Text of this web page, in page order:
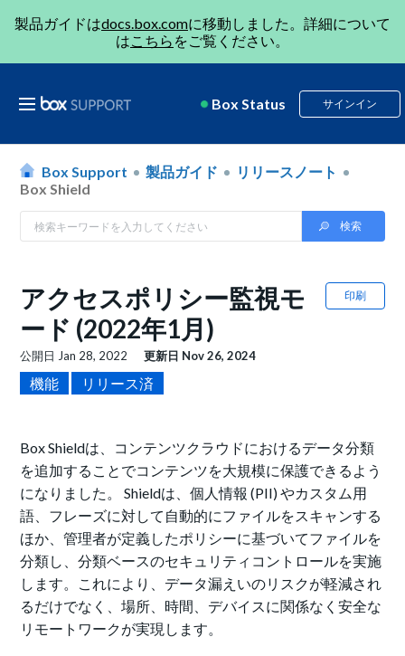
製品ガイドはdocs.box.comに移動しました。詳細について
はこちら をご覧ください。
Box Status サインイン
Box Support 製品ガイド
リリースノート
Box Shield
印刷
アクセスポリシー監視モ
ード (2022年1月)
公開日 Jan 28, 2022 更新日 Nov 26, 2024
機能 リリース済
Box Shieldは、コンテンツクラウドにおけるデータ分類
を追加することでコンテンツを大規模に保護できるよう
になりました。 Shieldは、個人情報 (PII) やカスタム用
語、フレーズに対して自動的にファイルをスキャンする
ほか、管理者が定義したポリシーに基づいてファイルを
分類し、分類ベースのセキュリティコントロールを実施
します。これにより、データ漏えいのリスクが軽減され
るだけでなく、場所、時間、デバイスに関係なく安全な
リモートワークが実現します。